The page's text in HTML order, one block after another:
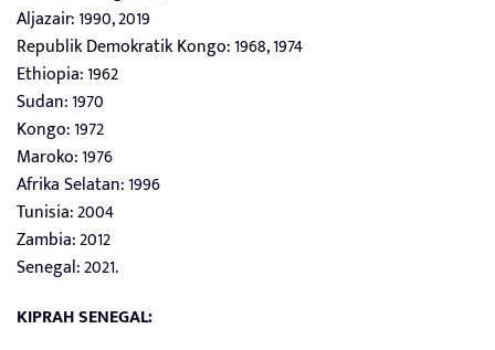
Aljazair: 1990, 2019
Republik Demokratik Kongo: 1968, 1974
Ethiopia: 1962
Sudan: 1970
Kongo: 1972
Maroko: 1976
Afrika Selatan: 1996
Tunisia: 2004
Zambia: 2012
Senegal: 2021.
KIPRAH SENEGAL: